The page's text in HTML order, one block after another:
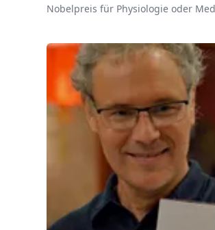
Nobelpreis für Physiologie oder